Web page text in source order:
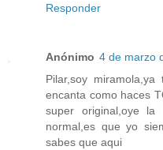
Responder
Anónimo 4 de marzo
Pilar,soy
encanta como haces
super original,oye
normal,es que yo
sabes que aqui